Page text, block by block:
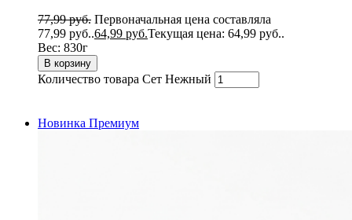
77,99руб. Первоначальная цена составляла
77,99 руб..64,99 руб.Текущая цена: 64,99 руб..
Вес: 830г
В корзину
Количество товара Сет Нежный
Новинка Премиум